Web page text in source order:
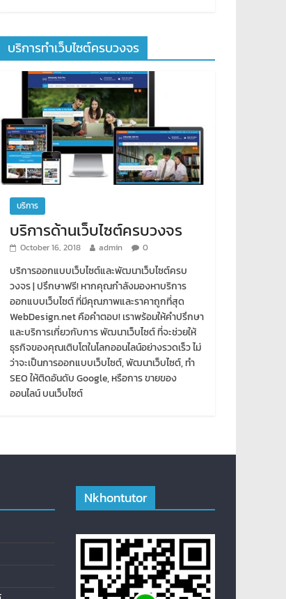
บริการทำเว็บไซต์ครบวงจร
บริการ
บริการด้านเว็บไซต์ครบวงจร
October 16, 2018 admin 0
บริการออกแบบเว็บไซต์และพัฒนาเว็บไซต์ครบ
วงจร | ปรึกษาฟรี! หากคุณกำลังมองหาบริการ
ออกแบบเว็บไซต์ ที่มีคุณภาพและราคาถูกที่สุด
WebDesign.net คือคำตอบ! เราพร้อมให้คำปรึกษา
และบริการเกี่ยวกับการ พัฒนาเว็บไซต์ ที่จะช่วยให้
ธุรกิจของคุณเติบโตในโลกออนไลน์อย่างรวดเร็ว ไม่
ว่าจะเป็นการออกแบบเว็บไซต์, พัฒนาเว็บไซต์, ทำ
SEO ให้ติดอันดับ Google, หรือการ ขายของ
ออนไลน์ บนเว็บไซต์
Nkhontutor